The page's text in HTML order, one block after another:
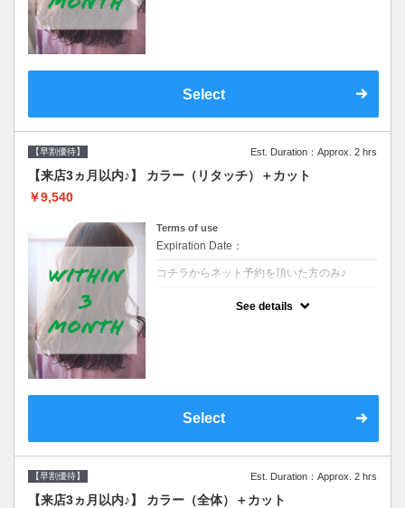
Select
【早割優待】 Est. Duration：Approx. 2 hrs
【来店3ヵ月以内♪】 カラー（リタッチ）＋カット
￥9,540
Terms of use
Expiration Date：
コチラからネット予約を頂いた方のみ♪
See details
Select
【早割優待】 Est. Duration：Approx. 2 hrs
【来店3ヵ月以内♪】 カラー（全体）＋カット